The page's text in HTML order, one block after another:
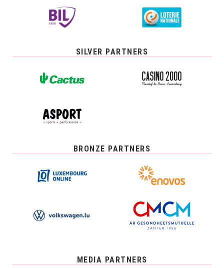
SILVER PARTNERS
BRONZE PARTNERS
MEDIA PARTNERS